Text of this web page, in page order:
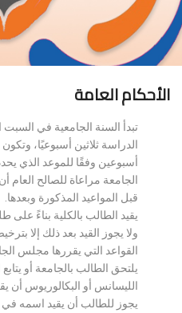
الأحكام العامة
تبدأ السنة الجامعية في
الدراسة ثلاثين أسبوعيًا،
أسبوعين وفقًا للموعد الذي
الجامعة مراعاة للصالح العام
قبل المواعيد المذكورة وبعدها.
يقيد الطالب بالكلية بناءً على
ولا يجوز القيد بعد ذلك إلا
القواعد التي يقررها مجلس
يلتحق الطالب بالجامعة أو
الليسانس أو البكالوريوس أن
يجوز للطالب أن يقيد اسمه